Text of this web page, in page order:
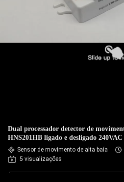
Dual processador detector de
HNS201HB ligado e desligado 240VAC
Sensor de movimento de alta baía
5 visualizações